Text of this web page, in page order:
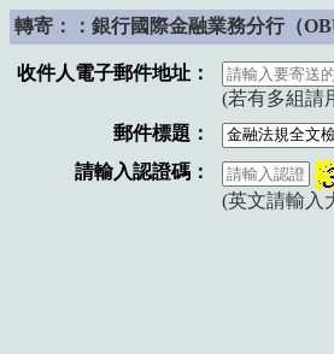
轉寄：：銀行國際金融業務分行（
收件人電子郵件地址：
(若有多組請
郵件標題：
請輸入認證碼：
(英文請輸入